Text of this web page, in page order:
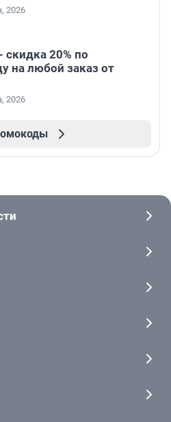
2026
скидка 20% по
на любой заказ от
2026